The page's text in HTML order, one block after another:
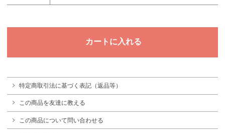
特定商取引法に基づく表記（返品等）
この商品を友達に教える
この商品について問い合わせる